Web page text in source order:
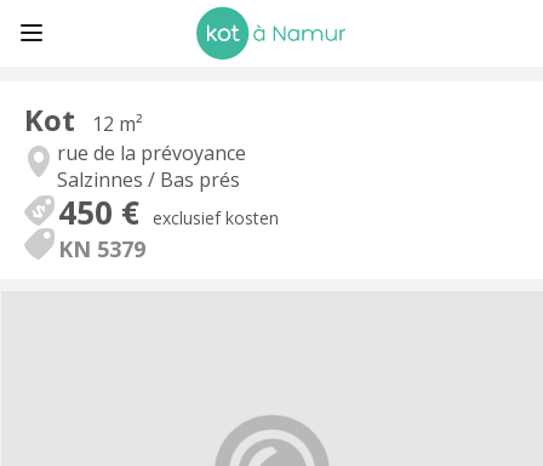
Kot
12 m²
rue de la prévoyance
Salzinnes / Bas prés
450 € exclusief kosten
KN 5379